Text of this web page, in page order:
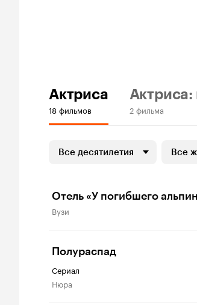
Актриса
18 фильмов
Актриса:
2 фильма
Все десятилетия Все
Отель «У погибшего
Вузи
Полураспад
Сериал
Нюра